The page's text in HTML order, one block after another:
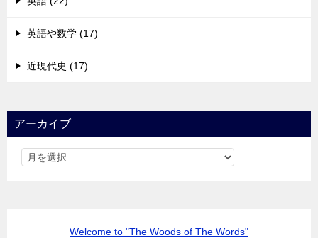
英語や数学 (17)
近現代史 (17)
アーカイブ
Welcome to "The Woods of The Words"